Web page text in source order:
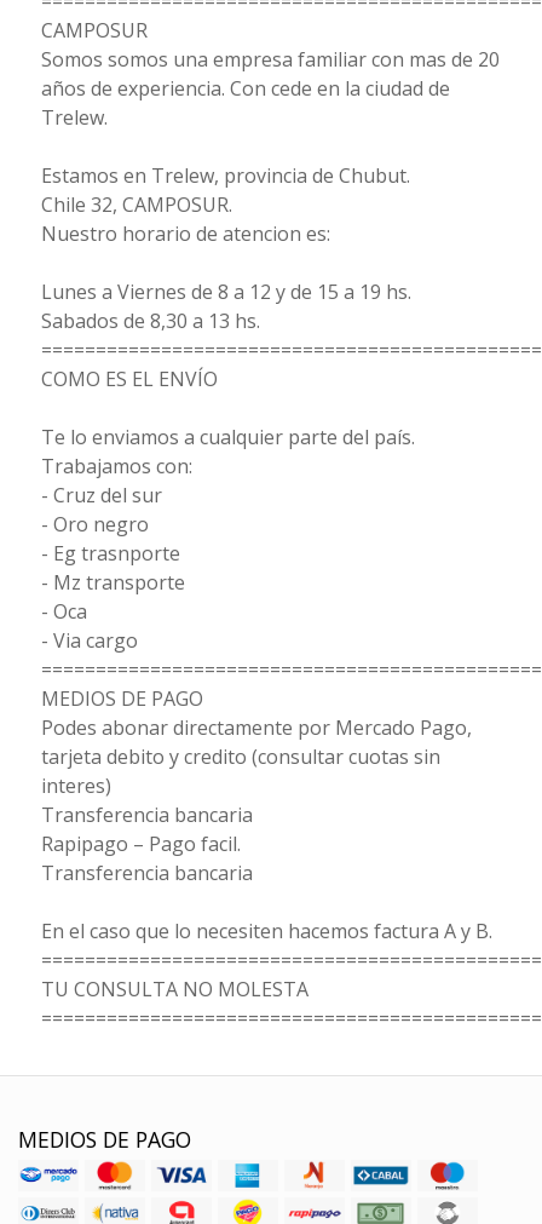
CAMPOSUR
Somos somos una empresa familiar con mas de 20
años de experiencia. Con cede en la ciudad de
Trelew.
Estamos en Trelew, provincia de Chubut.
Chile 32, CAMPOSUR.
Nuestro horario de atencion es:
Lunes a Viernes de 8 a 12 y de 15 a 19 hs.
Sabados de 8,30 a 13 hs.
COMO ES EL ENVÍO
Te lo enviamos a cualquier parte del país.
Trabajamos con:
- Cruz del sur
- Oro negro
- Eg trasnporte
- Mz transporte
- Oca
- Via cargo
MEDIOS DE PAGO
Podes abonar directamente por Mercado Pago,
tarjeta debito y credito (consultar cuotas sin
interes)
Transferencia bancaria
Rapipago – Pago facil.
Transferencia bancaria
En el caso que lo necesiten hacemos factura A y B.
TU CONSULTA NO MOLESTA
MEDIOS DE PAGO